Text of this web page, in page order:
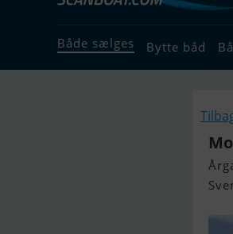
Både sælges Bytte båd